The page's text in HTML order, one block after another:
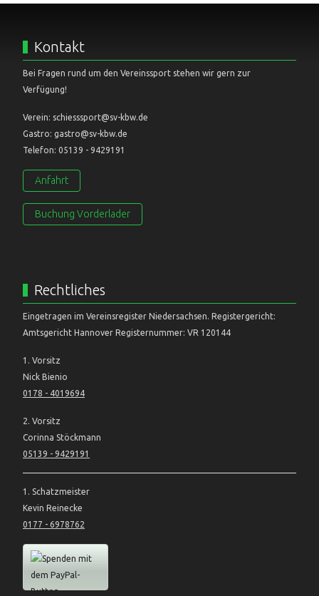
Kontakt
Bei Fragen rund um den Vereinssport stehen wir gern zur
Verfügung!
Verein: schiesssport@sv-kbw.de
Gastro: gastro@sv-kbw.de
Telefon: 05139 - 9429191
Anfahrt
Buchung Vorderlader
Rechtliches
Eingetragen im Vereinsregister Niedersachsen. Registergericht:
Amtsgericht Hannover Registernummer: VR 120144
1. Vorsitz
Nick Bienio
0178 - 4019694
2. Vorsitz
Corinna Stöckmann
05139 - 9429191
1. Schatzmeister
Kevin Reinecke
0177 - 6978762